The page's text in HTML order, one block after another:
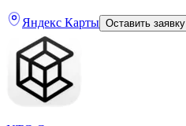
Яндекс Карты Оставить заявку